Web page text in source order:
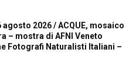
agosto 2026 / ACQUE, mosaico
– mostra di AFNI Veneto
Fotografi Naturalisti Italiani –